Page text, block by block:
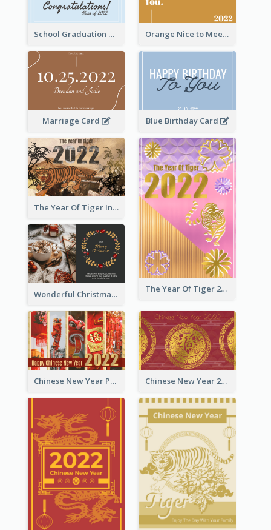
School Graduation Celebration Card Orange Nice to Meet You Greeting Card
Marriage Card Blue Birthday Card
The Year Of Tiger Ink Illustration New Year Greeting Card
The Year Of Tiger 2022 Golden Greeting Card
Wonderful Christmas Greeting Card
Chinese New Year Photo Greeting Card Chinese New Year 2022 Golden Greeting Card